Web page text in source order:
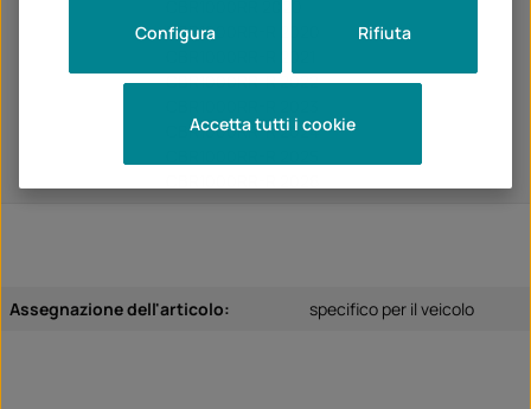
CBR1000RR-R 2020
CBR1000RR-R 2022
CBR1000RR-R 2024
Assegnazione dell'articolo: specifico per il veicolo
Rifiuta
Configura
Accetta tutti i cookie